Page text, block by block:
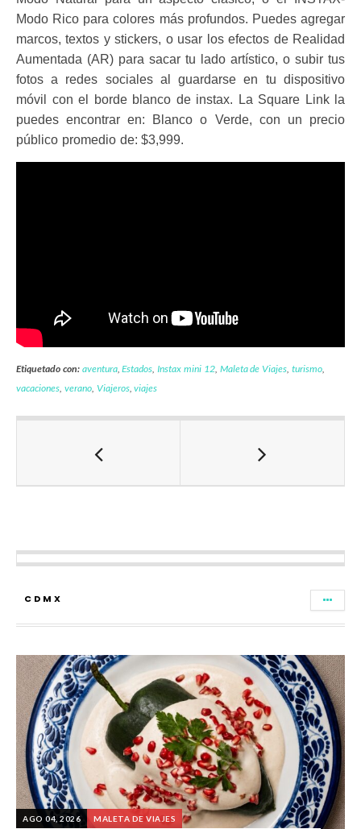
Modo Rico para colores más profundos. Puedes agregar
marcos, textos y stickers, o usar los efectos de Realidad
Aumentada (AR) para sacar tu lado artístico, o subir tus
fotos a redes sociales al guardarse en tu dispositivo
móvil con el borde blanco de instax. La Square Link la
puedes encontrar en: Blanco o Verde, con un precio
público promedio de: $3,999.
Etiquetado con: aventura,Estados Instax mini 12, Maleta de Viajes ,turismo
vacaciones verano, Viajeros,viajes
CDMX
AGO 04, 2026 MALETA DE VIAJES